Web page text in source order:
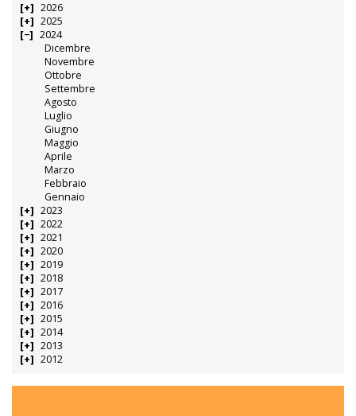
2026
2025
2024
Dicembre
Novembre
Ottobre
Settembre
Agosto
Luglio
Giugno
Maggio
Aprile
Marzo
Febbraio
Gennaio
2023
2022
2021
2020
2019
2018
2017
2016
2015
2014
2013
2012